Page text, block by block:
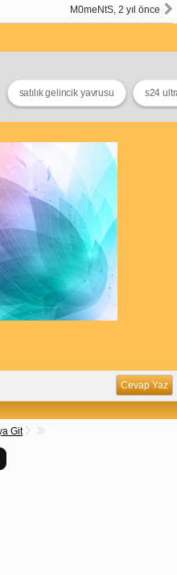
M0meNtS, 2 yıl önce
satılık gelincik yavrusu s24
Cevap Yaz
Git